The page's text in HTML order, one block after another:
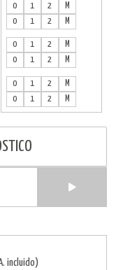
0 1 2
M
0
1 2 M
0 1 2
M
0
1 2 M
0 1 2
M
0
1 2 M
incluido)